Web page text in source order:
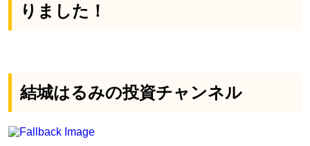
りました！
結城はるみの投資チャンネル